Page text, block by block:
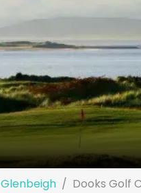
Glenbeigh Dooks Golf